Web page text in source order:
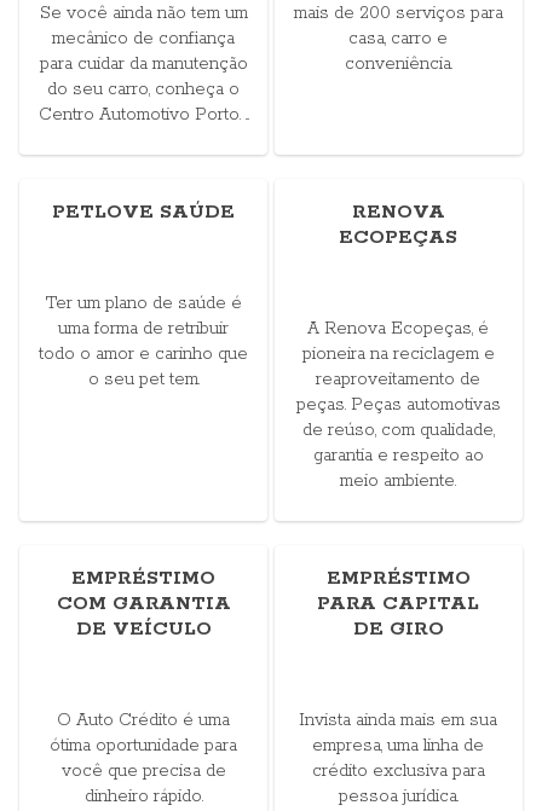
Se você ainda não tem um
mecânico de confiança
para cuidar da manutenção
do seu carro, conheça o
Centro Automotivo Porto. ...
mais de 200 serviços para
casa, carro e
conveniência.
PETLOVE SAÚDE
Ter um plano de saúde é
uma forma de retribuir
todo o amor e carinho que
o seu pet tem.
RENOVA
ECOPEÇAS
A Renova Ecopeças, é
pioneira na reciclagem e
reaproveitamento de
peças. Peças automotivas
de reúso, com qualidade,
garantia e respeito ao
meio ambiente.
EMPRÉSTIMO
COM GARANTIA
DE VEÍCULO
O Auto Crédito é uma
ótima oportunidade para
você que precisa de
dinheiro rápido.
EMPRÉSTIMO
PARA CAPITAL
DE GIRO
Invista ainda mais em sua
empresa, uma linha de
crédito exclusiva para
pessoa jurídica.